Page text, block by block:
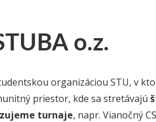
o.z.
organizáciou STU, v
priestor, kde sa stretávajú
turnaje, napr. Vianočný